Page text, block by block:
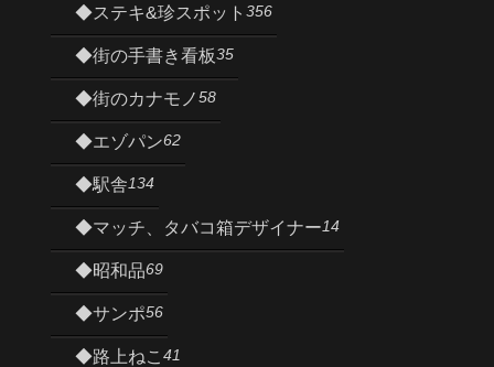
◆ステキ&珍スポット 356
◆街の手書き看板35
◆街のカナモノ58
◆エゾパン62
◆駅舎134
◆マッチ、タバコ箱デザイナー14
◆昭和品69
◆サンポ56
◆路上ねこ 41